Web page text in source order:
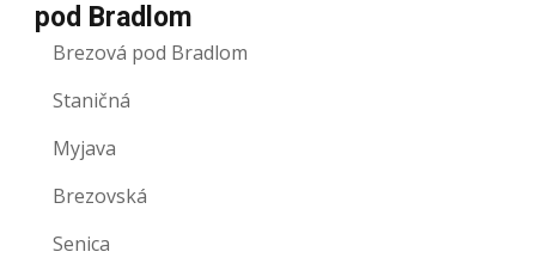
pod Bradlom
Brezová pod Bradlom
Staničná
Myjava
Brezovská
Senica